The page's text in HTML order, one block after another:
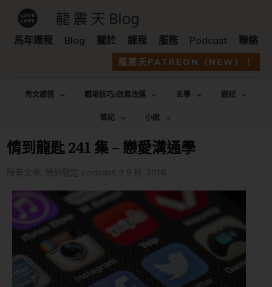
馬年運程 Blog 關於 課程 服務 Podcast 聯絡
龍震天PATREON（NEW）！
男女感情 職場技巧/改思改運 玄學
遊記
雜記
小說
情到龍匙 241 集 – 戀愛溝通學
所有文章 , 情到龍匙 podcast, 3 9 月, 2016